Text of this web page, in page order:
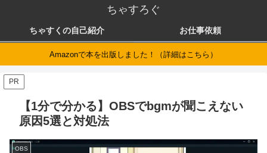
ちゃすろぐ
ちゃすくの自己紹介 お仕事依頼
Amazonで本を出版しました！（詳細はこちら）
PR
【1分で分かる】OBSでbgmが聞こえない
原因5選と対処法
OBS